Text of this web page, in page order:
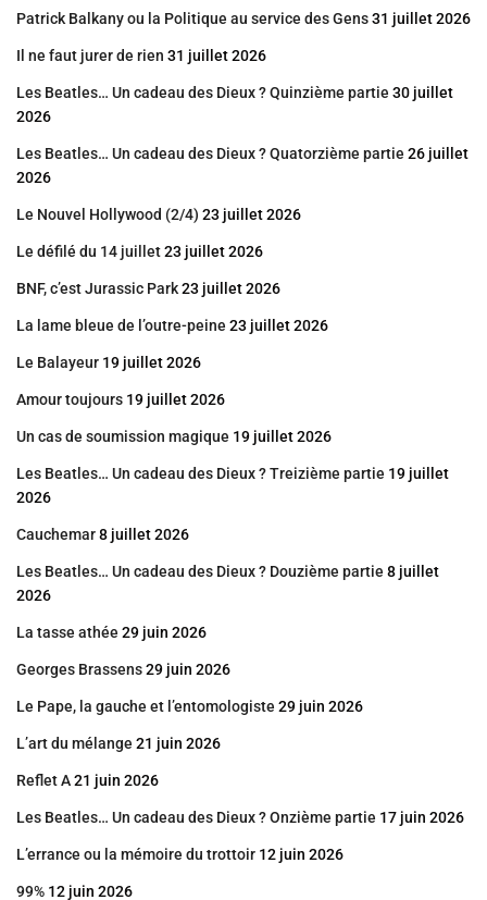
Patrick Balkany ou la Politique au service des Gens31 juillet 2026
Il ne faut jurer de rien 31 juillet 2026
Les Beatles… Un cadeau des Dieux ? Quinzième partie 30 juillet
2026
Les Beatles… Un cadeau des Dieux ? Quatorzième partie 26 juillet
2026
Le Nouvel Hollywood (2/4) 23 juillet 2026
Le défilé du 14 juillet23 juillet 2026
BNF, c’est Jurassic Park23 juillet 2026
La lame bleue de l’outre-peine 23 juillet 2026
Le Balayeur 19 juillet 2026
Amour toujours 19 juillet 2026
Un cas de soumission magique 19 juillet 2026
Les Beatles… Un cadeau des Dieux ? Treizième partie 19 juillet
2026
Cauchemar8 juillet 2026
Les Beatles… Un cadeau des Dieux ? Douzième partie 8 juillet
2026
La tasse athée 29 juin 2026
Georges Brassens29 juin 2026
Le Pape, la gauche et l’entomologiste 29 juin 2026
L’art du mélange 21 juin 2026
Reflet A21 juin 2026
Les Beatles… Un cadeau des Dieux ? Onzième partie 17 juin 2026
L’errance ou la mémoire du trottoir 12 juin 2026
99% 12 juin 2026